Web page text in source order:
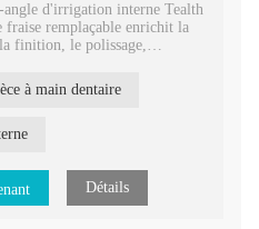
angle d'irrigation interne Tealth
fraise remplaçable enrichit la
finition, le polissage,
à main dentaire
Détails